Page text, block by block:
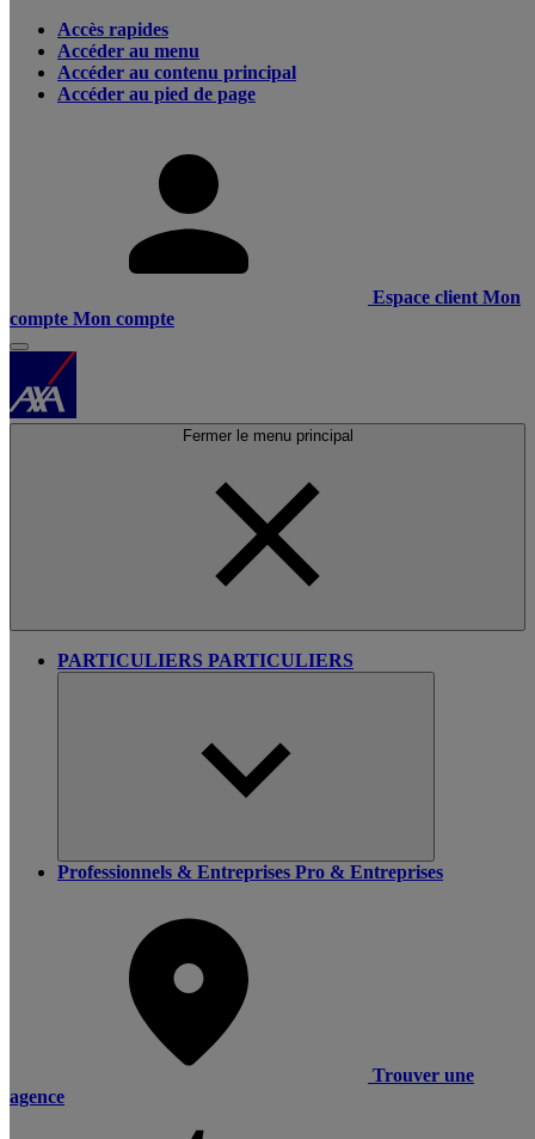
Accès rapides
Accéder au menu
Accéder au contenu principal
Accéder au pied de page
Espace client Mon
compte Mon compte
Fermer le menu principal
PARTICULIERS PARTICULIERS
Professionnels & Entreprises Pro & Entreprises
Trouver une
agence